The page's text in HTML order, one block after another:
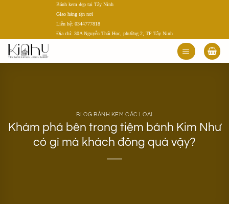
dung
Bánh kem đẹp tại Tây Ninh
Giao hàng tận nơi
Liên hệ: 0344777818
Địa chỉ: 30A Nguyễn Thái Học, phường 2, TP Tây Ninh
BLOG BÁNH KEM CÁC LOẠI
Khám phá bên trong tiệm bánh Kim Như
có gì mà khách đông quá vậy?